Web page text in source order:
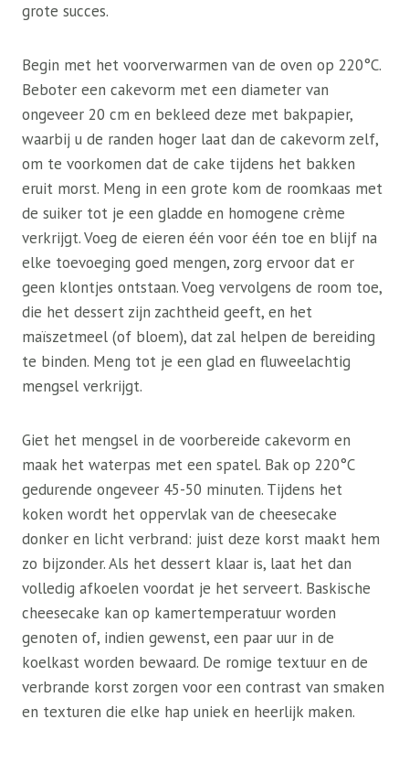
grote succes.
Begin met het voorverwarmen van de oven op 220°C.
Beboter een cakevorm met een diameter van
ongeveer 20 cm en bekleed deze met bakpapier,
waarbij u de randen hoger laat dan de cakevorm zelf,
om te voorkomen dat de cake tijdens het bakken
eruit morst. Meng in een grote kom de roomkaas met
de suiker tot je een gladde en homogene crème
verkrijgt. Voeg de eieren één voor één toe en blijf na
elke toevoeging goed mengen, zorg ervoor dat er
geen klontjes ontstaan. Voeg vervolgens de room toe,
die het dessert zijn zachtheid geeft, en het
maïszetmeel (of bloem), dat zal helpen de bereiding
te binden. Meng tot je een glad en fluweelachtig
mengsel verkrijgt.
Giet het mengsel in de voorbereide cakevorm en
maak het waterpas met een spatel. Bak op 220°C
gedurende ongeveer 45-50 minuten. Tijdens het
koken wordt het oppervlak van de cheesecake
donker en licht verbrand: juist deze korst maakt hem
zo bijzonder. Als het dessert klaar is, laat het dan
volledig afkoelen voordat je het serveert. Baskische
cheesecake kan op kamertemperatuur worden
genoten of, indien gewenst, een paar uur in de
koelkast worden bewaard. De romige textuur en de
verbrande korst zorgen voor een contrast van smaken
en texturen die elke hap uniek en heerlijk maken.